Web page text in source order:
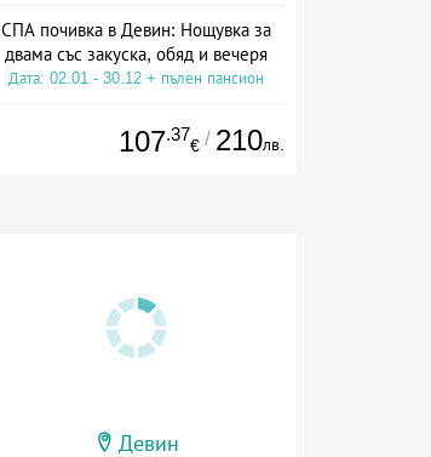
СПА почивка в Девин: Нощувка за
двама със закуска, обяд и вечеря
Дата: 02.01 - 30.12 + пълен пансион
107.37
€ / 210лв.
Девин